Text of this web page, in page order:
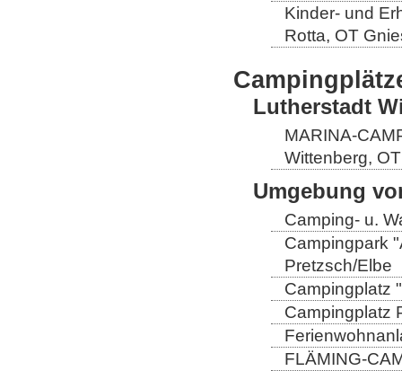
Kinder- und
Rotta, OT
Lutherstadt
MARINA-
Wittenberg,
Umgebung
Camping- u.
Campingpark
Pretzsch/Elbe
Campingplatz
Campingplatz
FLÄMING-